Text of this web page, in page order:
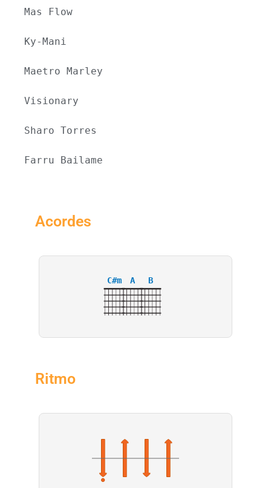
Mas Flow
Ky-Mani
Maetro Marley
Visionary
Sharo Torres
Farru Bailame
Acordes
C#m A B
Ritmo